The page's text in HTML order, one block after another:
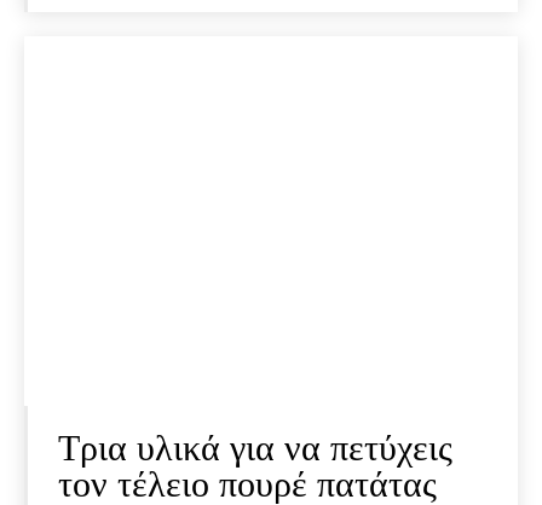
Τρια υλικά για να πετύχεις
τον τέλειο πουρέ πατάτας